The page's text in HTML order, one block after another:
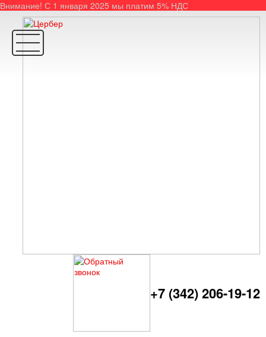
Внимание! С 1 января 2025 мы платим 5% НДС
+7 (342) 206-19-12